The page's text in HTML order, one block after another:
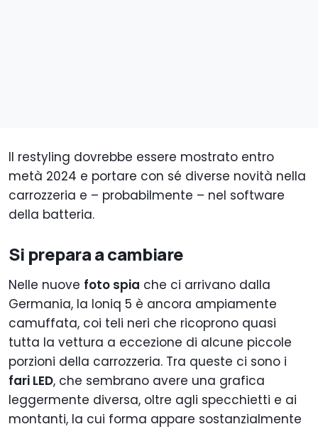
Il restyling dovrebbe essere mostrato entro
metà 2024 e portare con sé diverse novità nella
carrozzeria e – probabilmente – nel software
della batteria.
Si prepara a cambiare
Nelle nuove foto spia che ci arrivano dalla
Germania, la Ioniq 5 è ancora ampiamente
camuffata, coi teli neri che ricoprono quasi
tutta la vettura a eccezione di alcune piccole
porzioni della carrozzeria. Tra queste ci sono i
fari LED, che sembrano avere una grafica
leggermente diversa, oltre agli specchietti e ai
montanti, la cui forma appare sostanzialmente